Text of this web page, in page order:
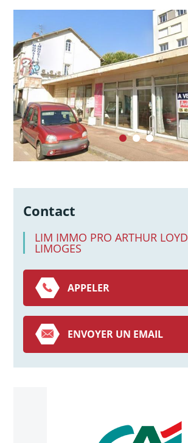
Contact
LIM IMMO PRO ARTHUR LOYD
LIMOGES
APPELER
ENVOYER UN EMAIL